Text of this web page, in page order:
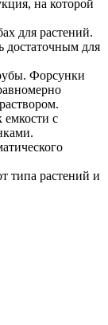
на которой
для растений.
достаточным для
Форсунки
с
типа растений и